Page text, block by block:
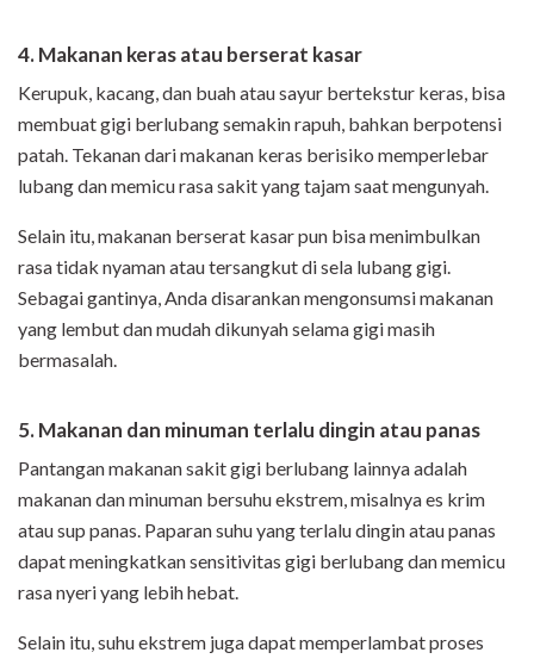
4. Makanan keras atau berserat kasar
Kerupuk, kacang, dan buah atau sayur bertekstur keras, bisa
membuat gigi berlubang semakin rapuh, bahkan berpotensi
patah. Tekanan dari makanan keras berisiko memperlebar
lubang dan memicu rasa sakit yang tajam saat mengunyah.
Selain itu, makanan berserat kasar pun bisa menimbulkan
rasa tidak nyaman atau tersangkut di sela lubang gigi.
Sebagai gantinya, Anda disarankan mengonsumsi makanan
yang lembut dan mudah dikunyah selama gigi masih
bermasalah.
5. Makanan dan minuman terlalu dingin atau panas
Pantangan makanan sakit gigi berlubang lainnya adalah
makanan dan minuman bersuhu ekstrem, misalnya es krim
atau sup panas. Paparan suhu yang terlalu dingin atau panas
dapat meningkatkan sensitivitas gigi berlubang dan memicu
rasa nyeri yang lebih hebat.
Selain itu, suhu ekstrem juga dapat memperlambat proses